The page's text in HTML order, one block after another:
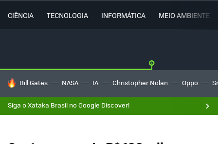
CIÊNCIA TECNOLOGIA INFORMÁTICA MEIO AMBIENTE
TENDÊNCIAS DO DIA
Bill Gates NASA IA Christopher Nolan Oppo
Siga o Xataka Brasil no Google Discover!